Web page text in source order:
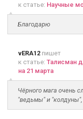
к статье: Научные
Благодарю
vERA12 пишет
к статье: Талисман
на 21 марта
Чёрного мага очень
"ведьмы" и